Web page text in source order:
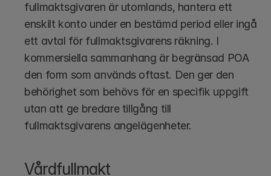
fullmaktsgivaren är utomlands, hantera ett
enskilt konto under en bestämd period eller ingå
ett avtal för fullmaktsgivarens räkning. I
kommersiella sammanhang är begränsad POA
den form som används oftast. Den ger den
behörighet som behövs för en specifik uppgift
utan att ge bredare tillgång till
fullmaktsgivarens angelägenheter.
Vårdfullmakt